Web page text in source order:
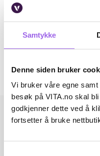
Samtykke
Denne siden bruker
Vi bruker våre egne
besøk på VITA.no skal
godkjenner dette ved å
fortsetter å bruke
Ingredienser
Artikkelnummer:
Andre har også